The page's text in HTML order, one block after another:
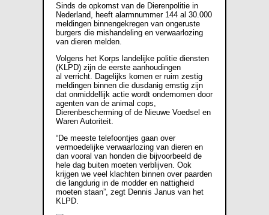
Sinds de opkomst van de Dierenpolitie in
Nederland, heeft alarmnummer 144 al 30.000
meldingen binnengekregen van ongeruste
burgers die mishandeling en verwaarlozing
van dieren melden.
Volgens het Korps landelijke politie diensten
(KLPD) zijn de eerste aanhoudingen
al verricht. Dagelijks komen er ruim zestig
meldingen binnen die dusdanig ernstig zijn
dat onmiddellijk actie wordt ondernomen door
agenten van de animal cops,
Dierenbescherming of de Nieuwe Voedsel en
Waren Autoriteit.
“De meeste telefoontjes gaan over
vermoedelijke verwaarlozing van dieren en
dan vooral van honden die bijvoorbeeld de
hele dag buiten moeten verblijven. Ook
krijgen we veel klachten binnen over paarden
die langdurig in de modder en nattigheid
moeten staan”, zegt Dennis Janus van het
KLPD.